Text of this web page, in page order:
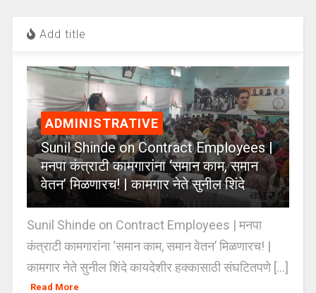
Add title
ADMINISTRATIVE
Sunil Shinde on Contract Employees |
मनपा कंत्राटी कामगारांना ‘समान काम, समान
वेतन’ मिळणारच! | कामगार नेते सुनील शिंदे
Sunil Shinde on Contract Employees | मनपा
कंत्राटी कामगारांना ‘समान काम, समान वेतन’ मिळणारच! |
कामगार नेते सुनील शिंदे कायदेशीर हक्कासाठी संघटितपणे [...]
Read More